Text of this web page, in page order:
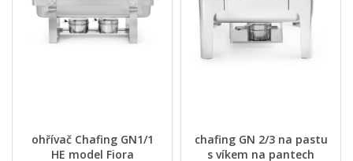
ohřívač Chafing GN1/1
HE model Fiora
chafing GN 2/3 na pastu
s víkem na pantech